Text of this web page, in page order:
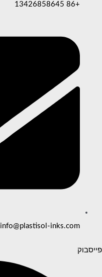
+86 13426858645
info@plastisol-inks.com
פייסבוק